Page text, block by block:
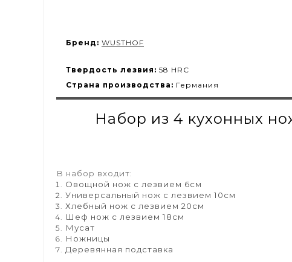
Бренд: WUSTHOF
Твердость лезвия: 58 HRC
Страна производства: Германия
Набор из 4 кухонных
В набор входит:
Овощной нож с лезвием 6см
Универсальный нож с лезвием 10см
Хлебный нож с лезвием 20см
Шеф нож с лезвием 18см
Мусат
Ножницы
Деревянная подставка